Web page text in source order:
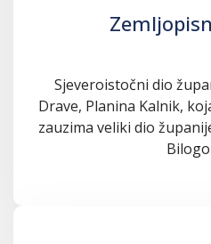
Sjeveroistočni dio
Drave, Planina Kalnik,
zauzima veliki dio